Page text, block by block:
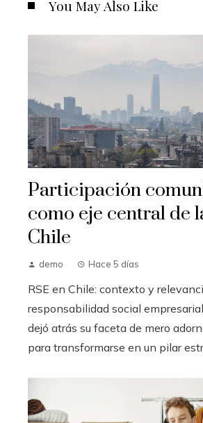
You May Also Like
Participación
como eje central de
Chile
demo Hace 5 días
RSE en Chile: contexto y
responsabilidad social
dejó atrás su faceta de mero
para transformarse en un pilar